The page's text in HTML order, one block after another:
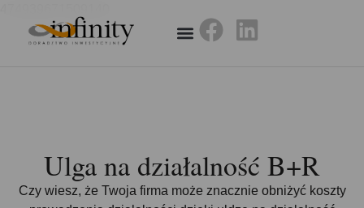
Ulga na działalność B+R
Czy wiesz, że Twoja firma może znacznie obniżyć koszty